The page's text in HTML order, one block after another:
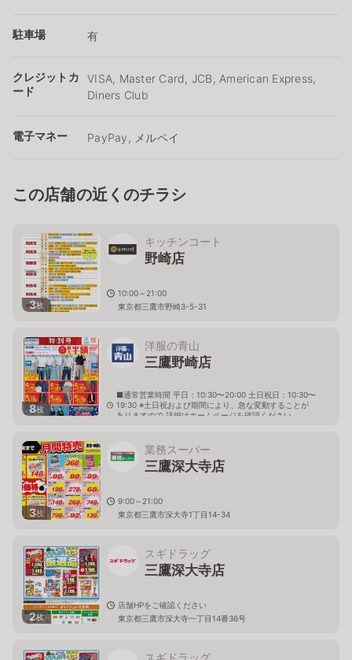
駐車場 有
クレジットカ
ード
VISA, Master Card, JCB, American Express,
Diners Club
電子マネー PayPay, メルペイ
この店舗の近くのチラシ
3枚
キッチンコート
野崎店
10:00～21:00
東京都三鷹市野崎3-5-31
8枚
洋服の青山
三鷹野崎店
■通常営業時間 平日：10:30〜20:00 土日祝日：10:30〜
19:30 ※土日祝および期間により、急な変動することが
ありますので 詳細はホームページを確認ください
3枚
業務スーパー
三鷹深大寺店
9:00～21:00
東京都三鷹市深大寺1丁目14-34
2枚
スギドラッグ
三鷹深大寺店
店舗HPをご確認ください
東京都三鷹市深大寺一丁目14番36号
スギドラッグ